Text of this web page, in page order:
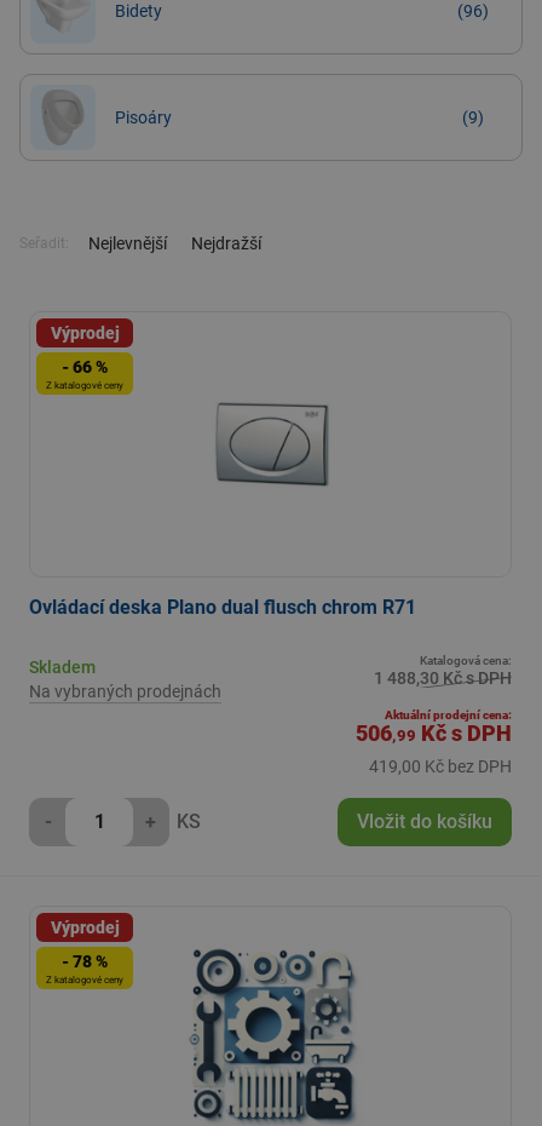
Bidety (96)
Pisoáry (9)
Seřadit: Nejlevnější Nejdražší
Výprodej
- 66 %
Z katalogové ceny
Ovládací deska Plano dual flusch chrom R71
Skladem
Na vybraných prodejnách
Katalogová cena:
1 488,30 Kč s DPH
Aktuální prodejní cena:
506,99 Kčs DPH
419,00 Kč bez DPH
- + KS Vložit do košíku
Výprodej
- 78 %
Z katalogové ceny